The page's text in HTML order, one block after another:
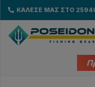
ΚΑΛΕΣΕ ΜΑΣ ΣΤΟ